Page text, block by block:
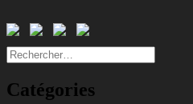
Rechercher :
Catégories